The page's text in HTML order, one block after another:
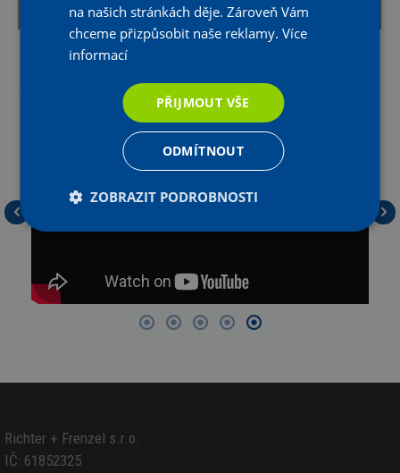
Zajímá vás, jak vypadá koupelna ve 3D? Podívejte se.
Richter + Frenzel s.r.o.
IČ: 61852325
na našich stránkách děje. Zároveň Vám
chceme přizpůsobit naše reklamy.Více
informací
PŘIJMOUT VŠE
ODMÍTNOUT
ZOBRAZIT PODROBNOSTI